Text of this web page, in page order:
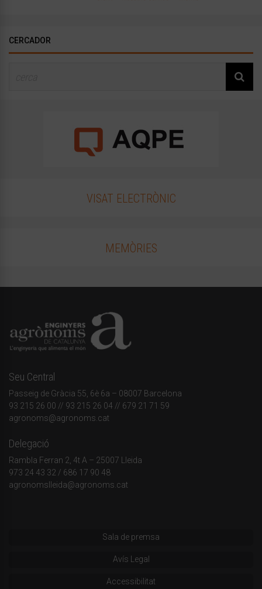
CERCADOR
VISAT ELECTRÒNIC
MEMÒRIES
Seu Central
Passeig de Gràcia 55, 6è 6a – 08007 Barcelona
93 215 26 00 // 93 215 26 04 // 679 21 71 59
agronoms@agronoms.cat
Delegació
Rambla Ferran 2, 4t A – 25007 Lleida
973 24 43 32 / 686 17 90 48
agronomslleida@agronoms.cat
Sala de premsa
Avís Legal
Accessibilitat